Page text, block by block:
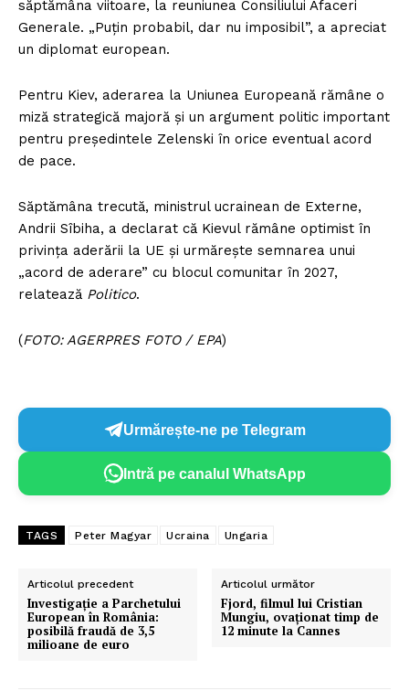
săptămâna viitoare, la reuniunea Consiliului Afaceri
Generale. „Puțin probabil, dar nu imposibil”, a apreciat
un diplomat european.
Pentru Kiev, aderarea la Uniunea Europeană rămâne o
miză strategică majoră și un argument politic important
pentru președintele Zelenski în orice eventual acord
de pace.
Săptămâna trecută, ministrul ucrainean de Externe,
Andrii Sîbiha, a declarat că Kievul rămâne optimist în
privința aderării la UE și urmărește semnarea unui
„acord de aderare” cu blocul comunitar în 2027,
relatează Politico.
(FOTO: AGERPRES FOTO / EPA)
Urmărește-ne pe Telegram
Intră pe canalul WhatsApp
TAGS Peter Magyar Ucraina Ungaria
Articolul precedent
Investigație a Parchetului
European în România:
posibilă fraudă de 3,5
milioane de euro
Articolul următor
Fjord, filmul lui Cristian
Mungiu, ovaționat timp de
12 minute la Cannes